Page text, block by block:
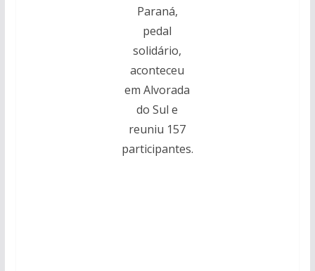
Paraná,
pedal
solidário,
aconteceu
em Alvorada
do Sul e
reuniu 157
participantes.